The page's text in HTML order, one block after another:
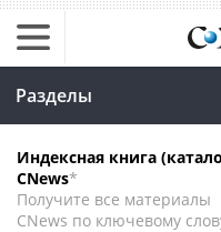
Разделы
Индексная книга
CNews*
Получите все материалы
CNews по ключевому